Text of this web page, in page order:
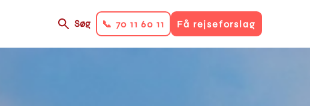
Søg 📞 70 11 60 11 Få rejseforslag